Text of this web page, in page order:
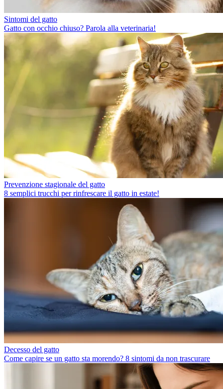
Sintomi del gatto
Gatto con occhio chiuso? Parola alla veterinaria!
Prevenzione stagionale del gatto
8 semplici trucchi per rinfrescare il gatto in estate!
Decesso del gatto
Come capire se un gatto sta morendo? 8 sintomi da non trascurare